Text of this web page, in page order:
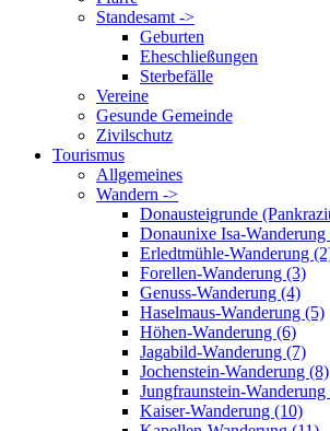
Standesamt ->
Geburten
Eheschließungen
Sterbefälle
Vereine
Gesunde Gemeinde
Zivilschutz
Tourismus
Allgemeines
Wandern ->
Donausteigrunde
Donaunixe Isa-Wanderung
Erledtmühle-Wanderung
Forellen-Wanderung (3)
Genuss-Wanderung (4)
Haselmaus-Wanderung (5)
Höhen-Wanderung (6)
Jagabild-Wanderung (7)
Jochenstein-Wanderung (8)
Jungfraunstein-Wanderung
Kaiser-Wanderung (10)